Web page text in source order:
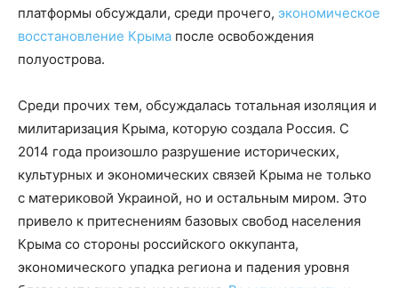
платформы обсуждали, среди прочего, экономическое
восстановление Крыма после освобождения
полуострова.
Среди прочих тем, обсуждалась тотальная изоляция и
милитаризация Крыма, которую создала Россия. С
2014 года произошло разрушение исторических,
культурных и экономических связей Крыма не только
с материковой Украиной, но и остальным миром. Это
привело к притеснениям базовых свобод населения
Крыма со стороны российского оккупанта,
экономического упадка региона и падения уровня